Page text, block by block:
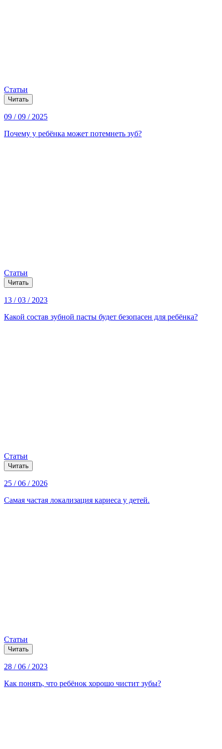
Статьи
Читать
09 / 09 / 2025
Почему у ребёнка может потемнеть зуб?
Статьи
Читать
13 / 03 / 2023
Какой состав зубной пасты будет безопасен для ребёнка?
Статьи
Читать
25 / 06 / 2026
Самая частая локализация кариеса у детей.
Статьи
Читать
28 / 06 / 2023
Как понять, что ребёнок хорошо чистит зубы?